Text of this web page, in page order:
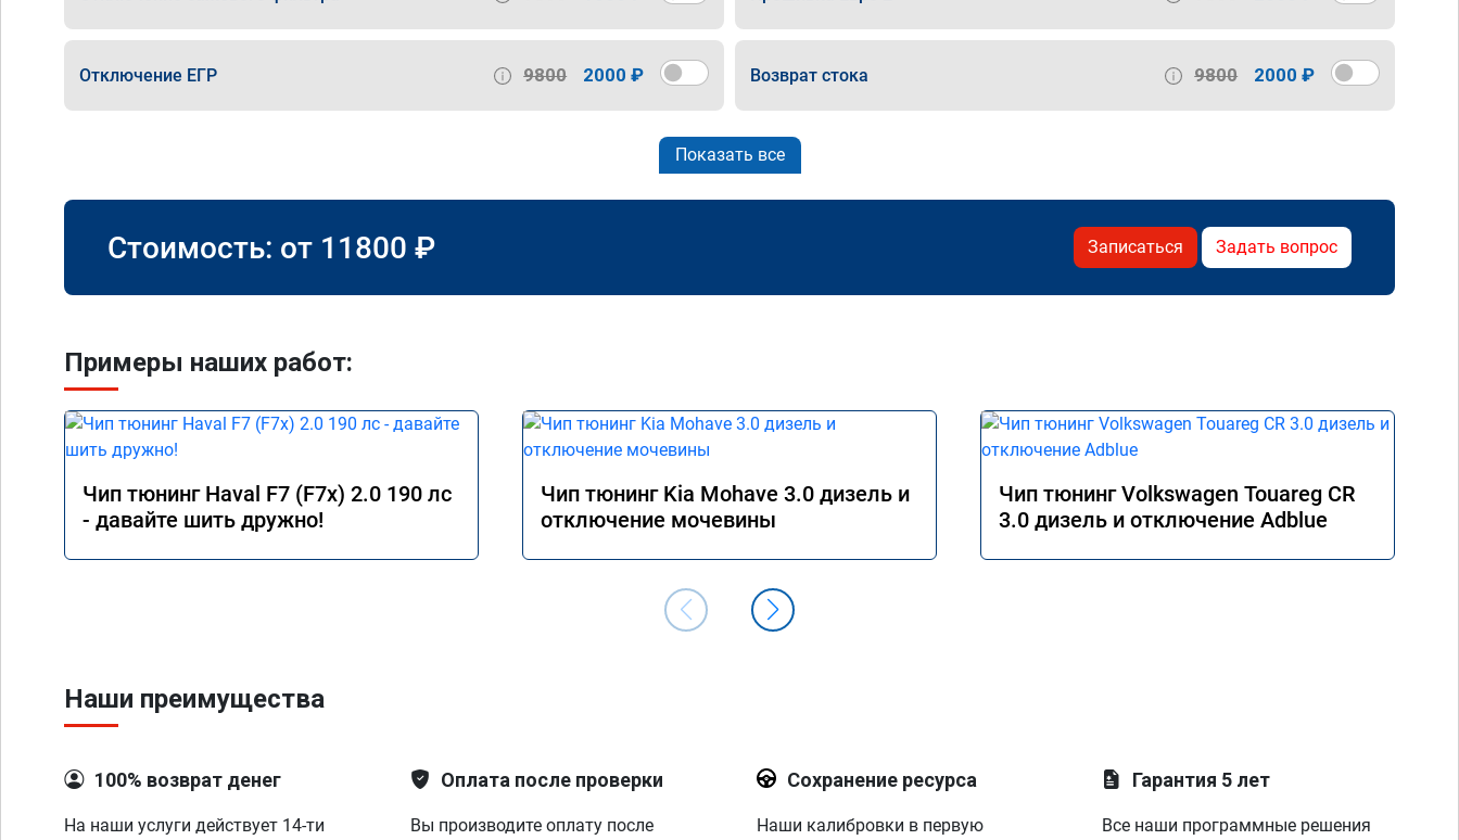
Отключение ЕГР 9800 2000 ₽ Возврат стока 9800 2000 ₽
Показать все
Стоимость: от 11800 ₽ Записаться Задать вопрос
Примеры наших работ:
Чип тюнинг Haval F7 (F7x) 2.0 190 лс
- давайте шить дружно!
Чип тюнинг Kia Mohave 3.0 дизель и
отключение мочевины
Чип тюнинг Volkswagen Touareg CR
3.0 дизель и отключение Adblue
Наши преимущества
100% возврат денег
На наши услуги действует 14-ти
Оплата после проверки
Вы производите оплату после
Сохранение ресурса
Наши калибровки в первую
Гарантия 5 лет
Все наши программные решения